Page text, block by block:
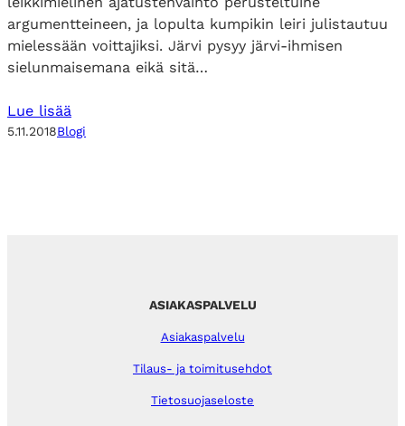
argumentteineen, ja lopulta kumpikin leiri julistautuu
mielessään voittajiksi. Järvi pysyy järvi-ihmisen
sielunmaisemana eikä sitä…
Lue lisää
5.11.2018Blogi
ASIAKASPALVELU
Asiakaspalvelu
Tilaus- ja toimitusehdot
Tietosuojaseloste